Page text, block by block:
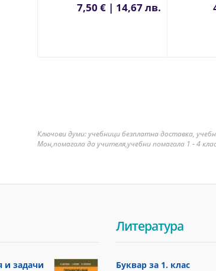
7,50 € | 14,67 лв.
Ключови думи: учебници безплатна доставка,
Мон,помагала да учителя,учебни помагала 1 - 4
и задачи
Литература
Буквар за 1. клас